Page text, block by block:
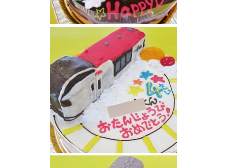
新型山手線電車ケーキ
成田エクスプレス立体ケーキ